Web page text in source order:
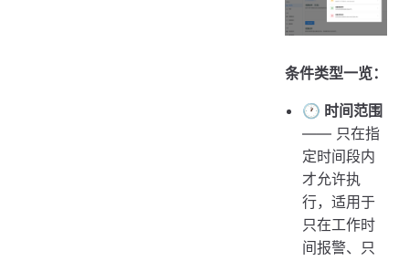
条件类型一览：
🕐 时间范围
—— 只在指
定时间段内
才允许执
行，适用于
只在工作时
间报警、只